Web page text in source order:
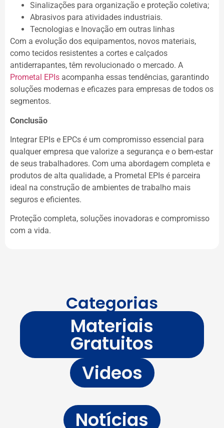
Sinalizações para organização e proteção coletiva;
Abrasivos para atividades industriais.
Tecnologias e Inovação em outras linhas
Com a evolução dos equipamentos, novos materiais,
como tecidos resistentes a cortes e calçados
antiderrapantes, têm revolucionado o mercado. A
Prometal EPIs acompanha essas tendências, garantindo
soluções modernas e eficazes para empresas de todos os
segmentos.
Conclusão
Integrar EPIs e EPCs é um compromisso essencial para
qualquer empresa que valorize a segurança e o bem-estar
de seus trabalhadores. Com uma abordagem completa e
produtos de alta qualidade, a Prometal EPIs é parceira
ideal na construção de ambientes de trabalho mais
seguros e eficientes.
Proteção completa, soluções inovadoras e compromisso
com a vida.
Categorias
Materiais
Gratuitos
Videos
Notícias